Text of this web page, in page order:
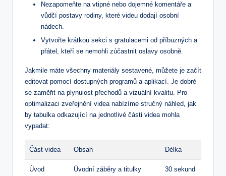
Nezapomeňte na vtipné nebo dojemné komentáře a
vůdčí postavy rodiny, které videu dodají osobní
nádech.
Vytvořte krátkou sekci s gratulacemi od příbuzných a
přátel, kteří se nemohli zúčastnit oslavy osobně.
Jakmile máte všechny materiály sestavené, můžete je začít
editovat pomocí dostupných programů a aplikací. Je dobré
se zaměřit na plynulost přechodů a vizuální kvalitu. Pro
optimalizaci zveřejnění videa nabízíme stručný náhled, jak
by tabulka odkazující na jednotlivé části videa mohla
vypadat:
Část videa Obsah Délka
Úvod Úvodní záběry a titulky 30 sekund